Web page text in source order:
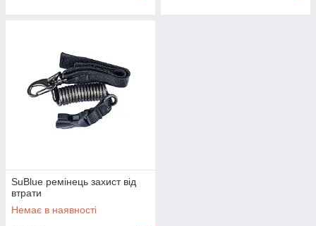
SuBlue ремінець захист від
втрати
Немає в наявності